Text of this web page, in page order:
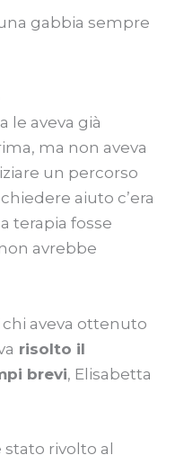
gabbia sempre
le aveva già
ma non aveva
un percorso
aiuto c’era
terapia fosse
avrebbe
chi aveva ottenuto
risolto il
brevi, Elisabetta
rivolto al